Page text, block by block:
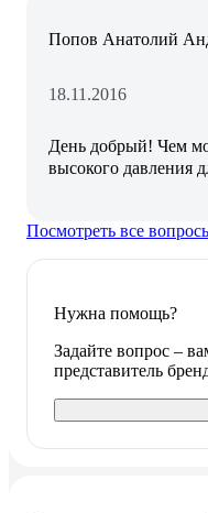
Попов Анатолий
18.11.2016
День добрый! Чем
высокого давления
Посмотреть все
Нужна помощь?
Задайте вопрос –
представитель